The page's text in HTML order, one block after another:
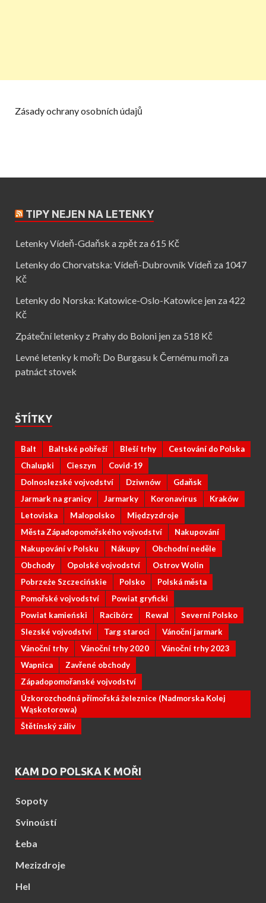
Zásady ochrany osobních údajů
TIPY NEJEN NA LETENKY
Letenky Vídeň-Gdaňsk a zpět za 615 Kč
Letenky do Chorvatska: Vídeň-Dubrovník Vídeň za 1047
Kč
Letenky do Norska: Katowice-Oslo-Katowice jen za 422
Kč
Zpáteční letenky z Prahy do Boloni jen za 518 Kč
Levné letenky k moři: Do Burgasu k Černému moři za
patnáct stovek
ŠTÍTKY
Balt Baltské pobřeží Bleší trhy
Cestování do Polska
Chalupki
Cieszyn
Covid-19
Dolnoslezské vojvodství
Dziwnów
Gdaňsk
Jarmark na granicy
Jarmarky Koronavirus
Kraków
Letoviska
Malopolsko
Międzyzdroje
Města Západopomořského vojvodství
Nakupování
Nakupování v Polsku
Nákupy
Obchodní neděle
Obchody
Opolské vojvodství
Ostrov Wolin
Pobrzeże Szczecińskie
Polsko
Polská města
Pomořské vojvodství
Powiat gryficki
Powiat kamieński
Racibórz Rewal
Severní Polsko
Slezské vojvodství
Targ staroci
Vánoční jarmark
Vánoční trhy
Vánoční trhy 2020
Vánoční trhy 2023
Wapnica
Zavřené obchody
Západopomořanské vojvodství
Úzkorozchodná přímořská železnice (Nadmorska Kolej
Wąskotorowa)
Štětínský záliv
KAM DO POLSKA K MOŘI
Sopoty
Svinoústí
Łeba
Mezizdroje
Hel